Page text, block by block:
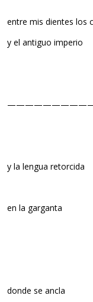
entre mis dientes los
y el antiguo imperio
y la lengua retorcida
en la garganta
donde se ancla